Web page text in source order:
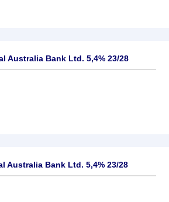
Australia Bank Ltd. 5,4% 23/28
Australia Bank Ltd. 5,4% 23/28